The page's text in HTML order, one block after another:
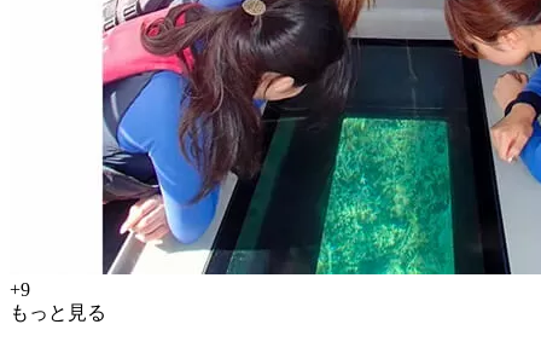
+9
もっと見る